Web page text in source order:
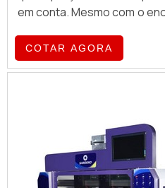
em conta. Mesmo com o
importante que se tenha
se pretende
COTAR AGORA